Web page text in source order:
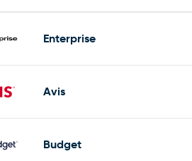
Enterprise
Avis
Budget